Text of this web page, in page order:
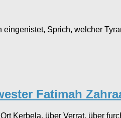
Sprich, welcher
Fatimah
Kerbela, über Verrat, über